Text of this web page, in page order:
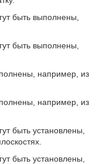
быть выполнены,
быть выполнены,
например, из
например, из
быть установлены,
быть установлены,